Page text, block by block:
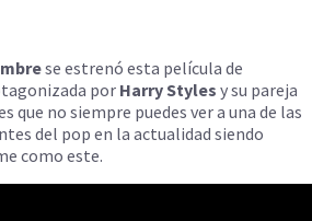
se estrenó esta película de
por Harry Styles y su pareja
es que no siempre puedes ver a una de las
del pop en la actualidad siendo
como este.